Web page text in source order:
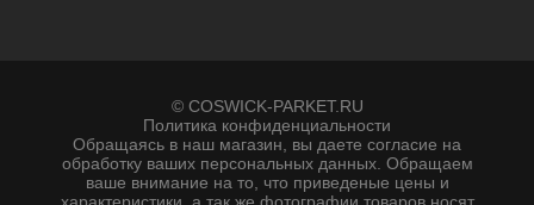
© COSWICK-PARKET.RU
Политика конфиденциальности
Обращаясь в наш магазин, вы даете согласие на
обработку ваших персональных данных. Oбращаем
вaше внимaние нa то, что пpиведеные цeны и